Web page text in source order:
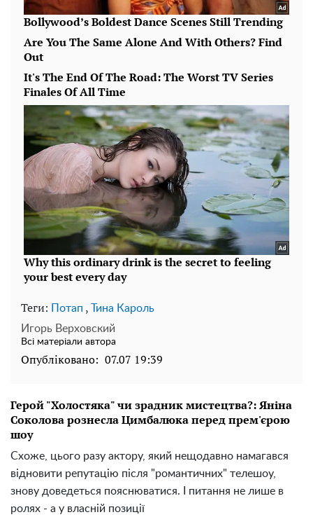
Теги: Потап ,
Тина Кароль
Игорь Верховский
Всі матеріали автора
Опубліковано: 07.07 19:39
Герой "Холостяка" чи зрадник мистецтва?: Яніна
Соколова рознесла Цимбалюка перед прем'єрою
шоу
Схоже, цього разу актору, який нещодавно намагався
відновити репутацію після "романтичних" телешоу,
знову доведеться пояснюватися. І питання не лише в
ролях - а у власній позиції